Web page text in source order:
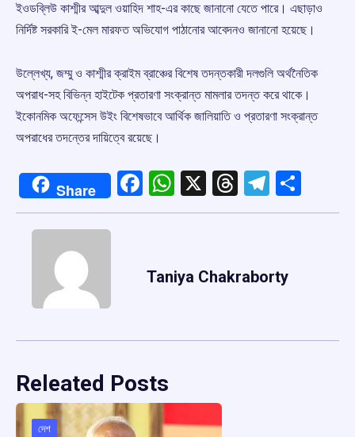
ইওডব্লিউ কাশ্মীর আব্দুল ওয়াহিদ শাহ-এর কাছে জানানো যেতে পারে। এছাড়াও
নির্দিষ্ট সরকারি ই-মেল মারফত অভিযোগ পাঠানোর আবেদনও জানানো হয়েছে।
উল্লেখ্য, জম্মু ও কাশ্মীর ক্রাইম ব্রাঞ্চের বিশেষ তদন্তকারী দলগুলি অর্থনৈতিক
অপরাধ-সহ বিভিন্ন হাইটেক প্রতারণা সংক্রান্ত মামলার তদন্ত করে থাকে।
ইকোনমিক অফেন্সেস উইং বিশেষভাবে আর্থিক জালিয়াতি ও প্রতারণা সংক্রান্ত
অপরাধের তদন্তের দায়িত্বে রয়েছে।
Share Facebook
WhatsApp
X Threads
Taniya Chakraborty
Releated Posts
দেশ